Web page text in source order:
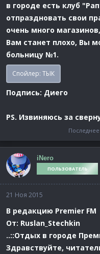
в городе есть клуб
отпраздновать свои
очень много
Вам станет плохо, Вы
больницу №1.
Спойлер: ТЫК
Подпись: Диего
PS. Извиняюсь за
iNero
ПОЛЬЗОВАТЕЛЬ
21 Ноя 2015
В редакцию Premier FM
От: Ruslan_Stechkin
..::Отдых в городе
Здравствуйте,